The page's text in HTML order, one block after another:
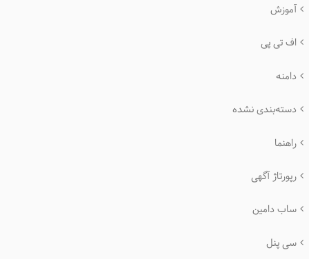
آموزش
اف تی پی
دامنه
دسته‌بندی نشده
راهنما
رپورتاژ آگهی
ساب دامین
سی پنل